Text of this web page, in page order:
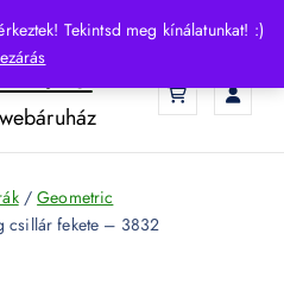
Tekintsd meg kínálatunkat! :)
/Geometric
csillár fekete – 3832